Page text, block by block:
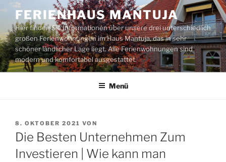
Zum
Inhalt
springen
FERIENHAUS MANTUJA
Hier finden Sie Informationen über unsere drei unterschiedlich
großen Ferienwohnungen im Haus Mantuja, das in sehr
schöner ländlicher Lage liegt. Alle Ferienwohnungen sind
modern und komfortabel ausgestattet.
Menü
VERÖFFENTLICHT
AM
8. OKTOBER 2021 VON
Die Besten Unternehmen Zum
Investieren | Wie kann man